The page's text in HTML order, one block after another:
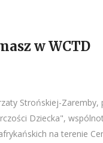
w WCTD
Strońskiej-Zaremby,
Dziecka",
na terenie